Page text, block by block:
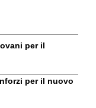
per il
per il nuovo